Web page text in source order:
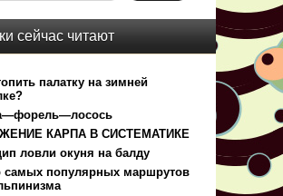
сейчас читают
палатку на зимней
КАРПА В СИСТЕМАТИКЕ
ловли окуня на балду
самых популярных маршрутов